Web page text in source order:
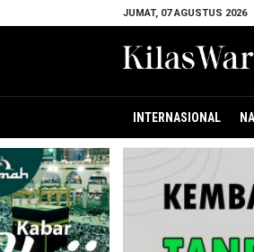
JUMAT, 07 AGUSTUS 2026
INTERNASIONAL